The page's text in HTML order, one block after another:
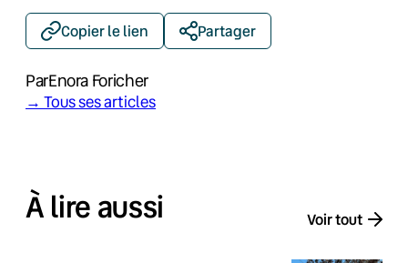
Copier le lien Partager
ParEnora Foricher
→ Tous ses articles
À lire aussi Voir tout